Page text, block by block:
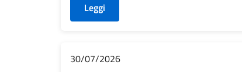
Leggi
30/07/2026